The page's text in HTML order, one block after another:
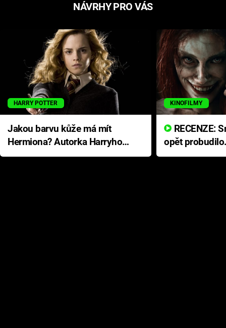
NÁVRHY PRO VÁS
HARRY POTTER
Jakou barvu kůže má mít
Hermiona? Autorka Harryho
Pottera přišla s ráznou
KINOFILMY
opět
přichází s